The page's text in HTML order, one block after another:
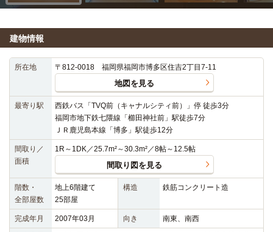
建物情報
所在地 〒812-0018 福岡県福岡市博多区住吉2丁目7-11
地図を見る
最寄り駅
西鉄バス「TVQ前（キャナルシティ前）」停 徒歩3分
福岡市地下鉄七隈線「櫛田神社前」駅徒歩7分
ＪＲ鹿児島本線「博多」駅徒歩12分
間取り／
面積
1R～1DK／25.7m²～30.3m²／8帖～12.5帖
間取り図を見る
階数・
全部屋数
地上6階建て
25部屋
構造 鉄筋コンクリート造
完成年月 2007年03月 向き 南東、南西